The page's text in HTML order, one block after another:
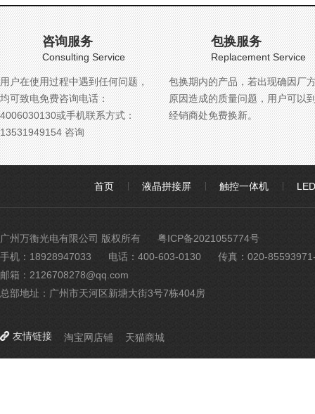
咨询服务
Consulting Service
用户在使用过程中遇到任何问题，
均可致电免费咨询电话：
4006030130或手机联系方式：
13531949154 咨询
包换服务
Replacement Service
包换期内的产品，若出现确因厂
原因造成的质量问题，用户可以
经销商处免费换新。
首页 液晶拼接屏 触控一体机
广州万衡光电有限公司 版权所有
粤ICP备2021055774号
手机：18928947033
电话：400-603-0130
传真：020-
邮箱：2126708278@qq.com
总部地址：广州市天河区新塘大街3号7栋404房
友情链接 淘宝网店铺 天猫商城